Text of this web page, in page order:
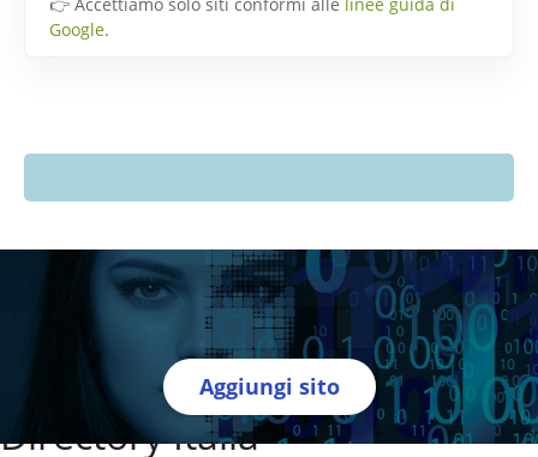
Google.
Aggiungi sito
Directory Italia